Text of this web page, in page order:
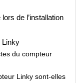
de l’installation
Linky
du compteur
Linky sont-elles